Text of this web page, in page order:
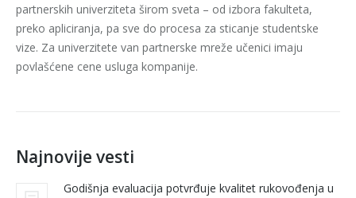
partnerskih univerziteta širom sveta – od izbora fakulteta,
preko apliciranja, pa sve do procesa za sticanje studentske
vize. Za univerzitete van partnerske mreže učenici imaju
povlašćene cene usluga kompanije.
Najnovije vesti
Godišnja evaluacija potvrđuje kvalitet rukovođenja u